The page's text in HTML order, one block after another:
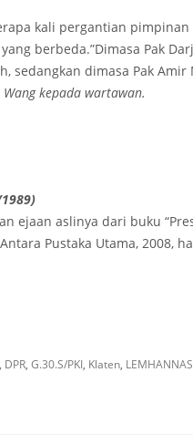
kali pergantian
berbeda.”Dimasa Pak
sedangkan dimasa Pak Amir
kepada wartawan.
ejaan aslinya dari buku
Pustaka Utama, 2008,
, DPR, G.30.S/PKI, Klaten, LEMHANNAS